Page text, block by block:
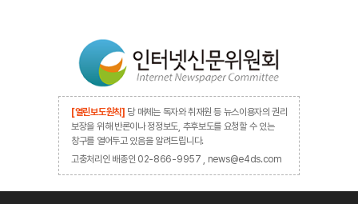
[열린보도원칙] 당 매체는 독자와 취재원 등 뉴스이용자의 권리
보장을 위해 반론이나 정정보도, 추후보도를 요청할 수 있는
창구를 열어두고 있음을 알려드립니다.
고충처리인 배종인 02-866-9957 , news@e4ds.com